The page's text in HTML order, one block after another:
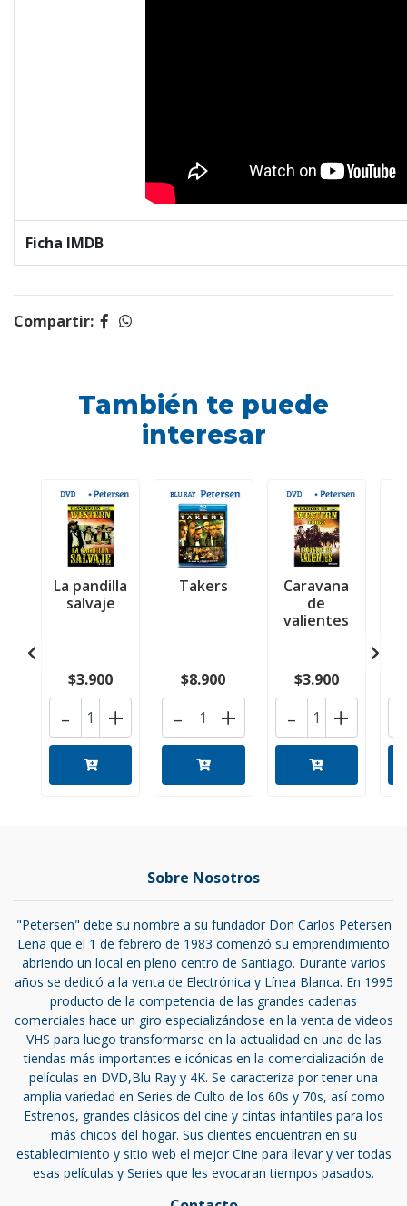
Ficha IMDB
Compartir:
También te puede
interesar
La pandilla
salvaje
$3.900
+
-
Takers
$8.900
+
-
Caravana
de
valientes
$3.900
+
-
Sobre Nosotros
"Petersen" debe su nombre a su fundador Don Carlos Petersen
Lena que el 1 de febrero de 1983 comenzó su emprendimiento
abriendo un local en pleno centro de Santiago. Durante varios
años se dedicó a la venta de Electrónica y Línea Blanca. En 1995
producto de la competencia de las grandes cadenas
comerciales hace un giro especializándose en la venta de videos
VHS para luego transformarse en la actualidad en una de las
tiendas más importantes e icónicas en la comercialización de
películas en DVD,Blu Ray y 4K. Se caracteriza por tener una
amplia variedad en Series de Culto de los 60s y 70s, así como
Estrenos, grandes clásicos del cine y cintas infantiles para los
más chicos del hogar. Sus clientes encuentran en su
establecimiento y sitio web el mejor Cine para llevar y ver todas
esas películas y Series que les evocaran tiempos pasados.